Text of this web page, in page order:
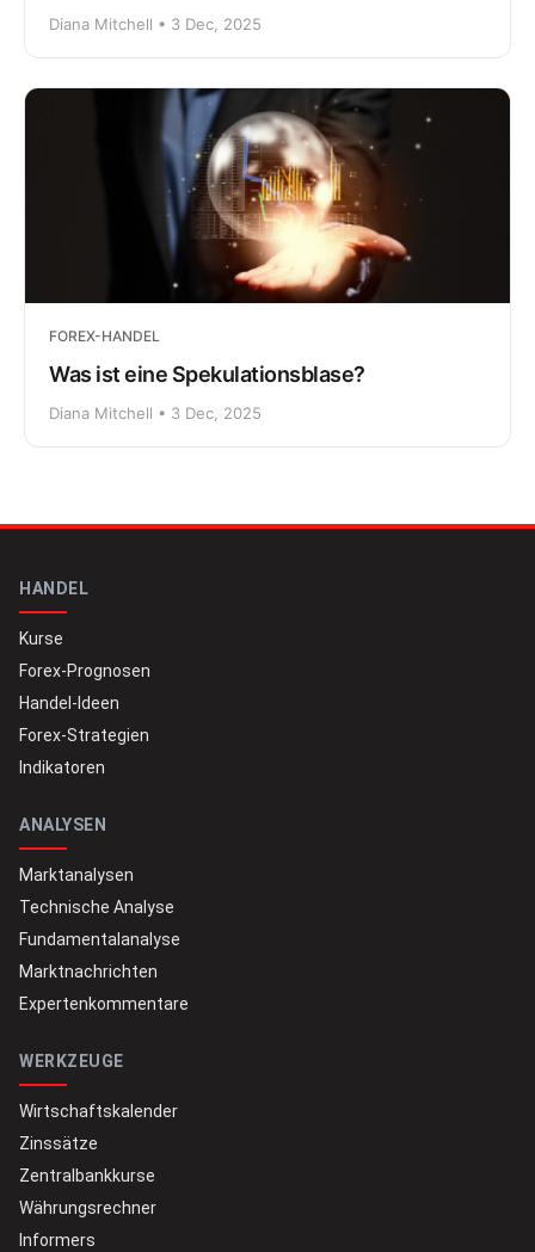
Diana Mitchell • 3 Dec, 2025
FOREX-HANDEL
Was ist eine Spekulationsblase?
Diana Mitchell • 3 Dec, 2025
HANDEL
Kurse
Forex-Prognosen
Handel-Ideen
Forex-Strategien
Indikatoren
ANALYSEN
Marktanalysen
Technische Analyse
Fundamentalanalyse
Marktnachrichten
Expertenkommentare
WERKZEUGE
Wirtschaftskalender
Zinssätze
Zentralbankkurse
Währungsrechner
Informers